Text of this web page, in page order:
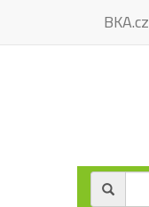
BKA.cz